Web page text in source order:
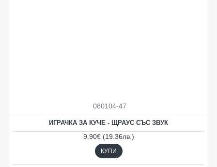
080104-47
ИГРАЧКА ЗА КУЧЕ - ЩРАУС СЪС ЗВУК
9.90€ (19.36лв.)
КУПИ